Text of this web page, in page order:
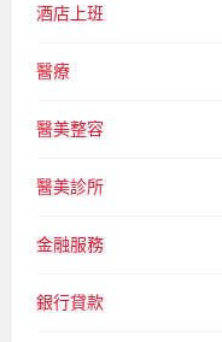
酒店上班
醫療
醫美整容
醫美診所
金融服務
銀行貸款